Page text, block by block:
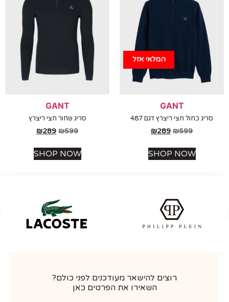
המלאי אזל
GANT
כחול חצי ריצרץ דגם 487
₪
₪289
SHOP NOW
GANT
סריג שחור חצי ריצרץ
₪
₪289
SHOP NOW
רוצים להישאר מעודכנים לפני כולם?
השאירו את הפרטים כאן